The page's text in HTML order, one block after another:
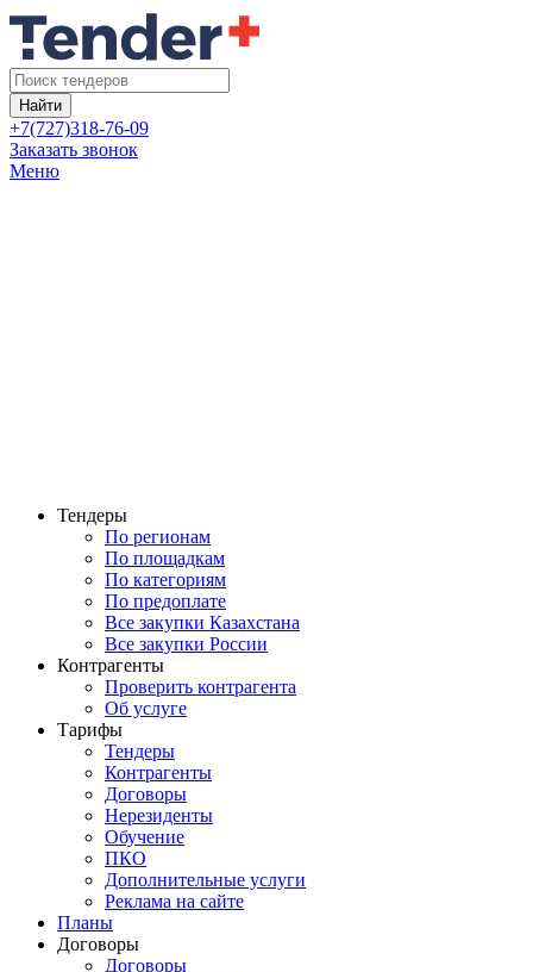
Найти
+7(727)318-76-09
Заказать звонок
Меню
Тендеры
По регионам
По площадкам
По категориям
По предоплате
Все закупки Казахстана
Все закупки России
Контрагенты
Проверить контрагента
Об услуге
Тарифы
Тендеры
Контрагенты
Договоры
Нерезиденты
Обучение
ПКО
Дополнительные услуги
Реклама на сайте
Планы
Договоры
Договоры